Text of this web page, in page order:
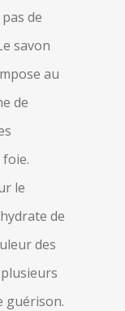
de
savon
au
de
le
de
des
guérison.